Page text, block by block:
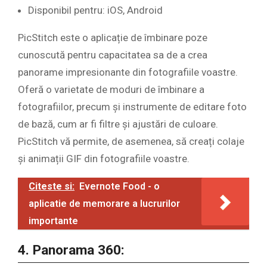
Disponibil pentru: iOS, Android
PicStitch este o aplicație de îmbinare poze
cunoscută pentru capacitatea sa de a crea
panorame impresionante din fotografiile voastre.
Oferă o varietate de moduri de îmbinare a
fotografiilor, precum și instrumente de editare foto
de bază, cum ar fi filtre și ajustări de culoare.
PicStitch vă permite, de asemenea, să creați colaje
și animații GIF din fotografiile voastre.
Citeste si: Evernote Food - o
aplicatie de memorare a lucrurilor
importante
4. Panorama 360: